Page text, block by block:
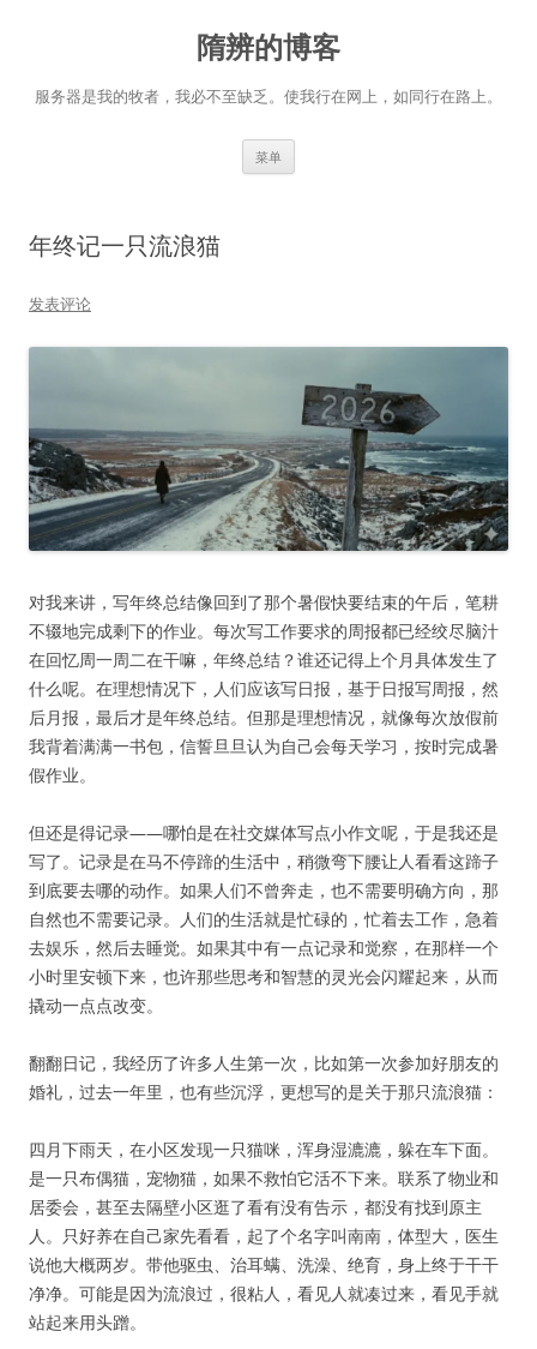
隋辨的博客
服务器是我的牧者，我必不至缺乏。使我行在网上，如同行在路上。
菜单
年终记一只流浪猫
发表评论
对我来讲，写年终总结像回到了那个暑假快要结束的午后，笔耕
不辍地完成剩下的作业。每次写工作要求的周报都已经绞尽脑汁
在回忆周一周二在干嘛，年终总结？谁还记得上个月具体发生了
什么呢。在理想情况下，人们应该写日报，基于日报写周报，然
后月报，最后才是年终总结。但那是理想情况，就像每次放假前
我背着满满一书包，信誓旦旦认为自己会每天学习，按时完成暑
假作业。
但还是得记录——哪怕是在社交媒体写点小作文呢，于是我还是
写了。记录是在马不停蹄的生活中，稍微弯下腰让人看看这蹄子
到底要去哪的动作。如果人们不曾奔走，也不需要明确方向，那
自然也不需要记录。人们的生活就是忙碌的，忙着去工作，急着
去娱乐，然后去睡觉。如果其中有一点记录和觉察，在那样一个
小时里安顿下来，也许那些思考和智慧的灵光会闪耀起来，从而
撬动一点点改变。
翻翻日记，我经历了许多人生第一次，比如第一次参加好朋友的
婚礼，过去一年里，也有些沉浮，更想写的是关于那只流浪猫：
四月下雨天，在小区发现一只猫咪，浑身湿漉漉，躲在车下面。
是一只布偶猫，宠物猫，如果不救怕它活不下来。联系了物业和
居委会，甚至去隔壁小区逛了看有没有告示，都没有找到原主
人。只好养在自己家先看看，起了个名字叫南南，体型大，医生
说他大概两岁。带他驱虫、治耳螨、洗澡、绝育，身上终于干干
净净。可能是因为流浪过，很粘人，看见人就凑过来，看见手就
站起来用头蹭。